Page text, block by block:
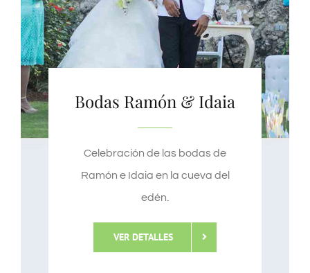
Bodas Ramón & Idaia
Celebración de las bodas de
Ramón e Idaia en la cueva del
edén.
VER DETALLES